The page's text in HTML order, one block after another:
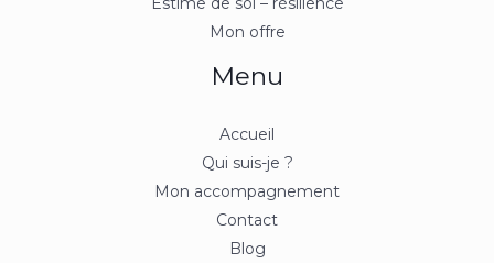
Mon offre
Menu
Accueil
Qui suis-je ?
Mon accompagnement
Contact
Blog